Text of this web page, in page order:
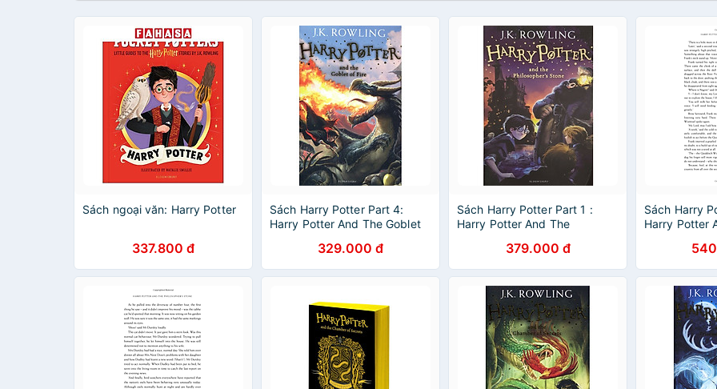
Sách ngoại văn: Harry Potter
337.800 đ
Sách Harry Potter Part 4:
Harry Potter And The Goblet
Potter và chiếc cốc lửa)
(English Book)
329.000 đ
Sách Harry Potter Part 1 :
Harry Potter And The
Potter và Hòn đá phù thủy)
(Paperback) (English Book)
379.000 đ
Sách Harry
Harry Potter
Potter và
(English